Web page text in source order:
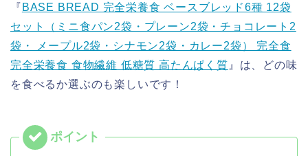
『 BASE BREAD 完全栄養食 ベースブレッド6種 12袋
セット（ミニ食パン2袋・プレーン2袋・チョコレート2
袋・ メープル2袋・シナモン2袋・カレー2袋） 完全食
完全栄養食 食物繊維 低糖質 高たんぱく質 』は、どの味
を食べるか選ぶのも楽しいです！